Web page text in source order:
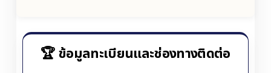
🏆 ข้อมูลทะเบียนและช่องทางติดต่อ